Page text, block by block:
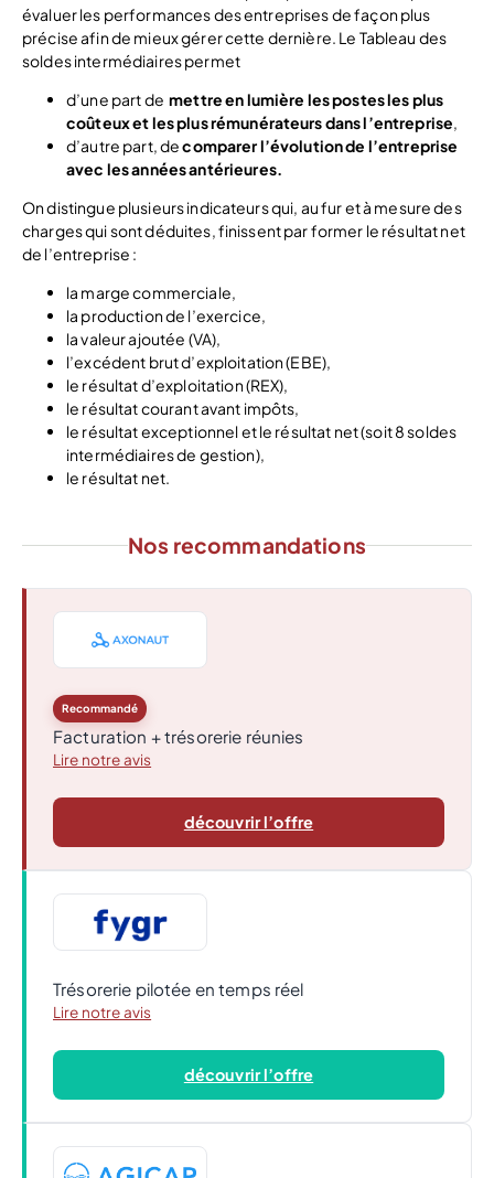
évaluer les performances des entreprises de façon plus
précise afin de mieux gérer cette dernière. Le Tableau des
soldes intermédiaires permet
d’une part demettre en lumière les postes les plus
coûteux et les plus rémunérateurs dans l’entreprise,
d’autre part, decomparer l’évolution de l’entreprise
avec les années antérieures.
On distingue plusieurs indicateurs qui, au fur et à mesure des
charges qui sont déduites, finissent par former le résultat net
de l’entreprise :
la marge commerciale,
la production de l’exercice,
la valeur ajoutée (VA),
l’excédent brut d’exploitation (EBE),
le résultat d’exploitation (REX),
le résultat courant avant impôts,
le résultat exceptionnel et le résultat net (soit 8 soldes
intermédiaires de gestion),
le résultat net.
Nos recommandations
Recommandé
Facturation + trésorerie réunies
Lire notre avis
découvrir l’offre
Trésorerie pilotée en temps réel
Lire notre avis
découvrir l’offre